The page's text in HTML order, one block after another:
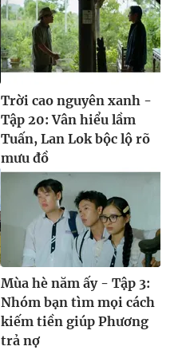
Trời cao nguyên xanh -
Tập 20: Vân hiểu lầm
Tuấn, Lan Lok bộc lộ rõ
mưu đồ
Mùa hè năm ấy - Tập 3:
Nhóm bạn tìm mọi cách
kiếm tiền giúp Phương
trả nợ